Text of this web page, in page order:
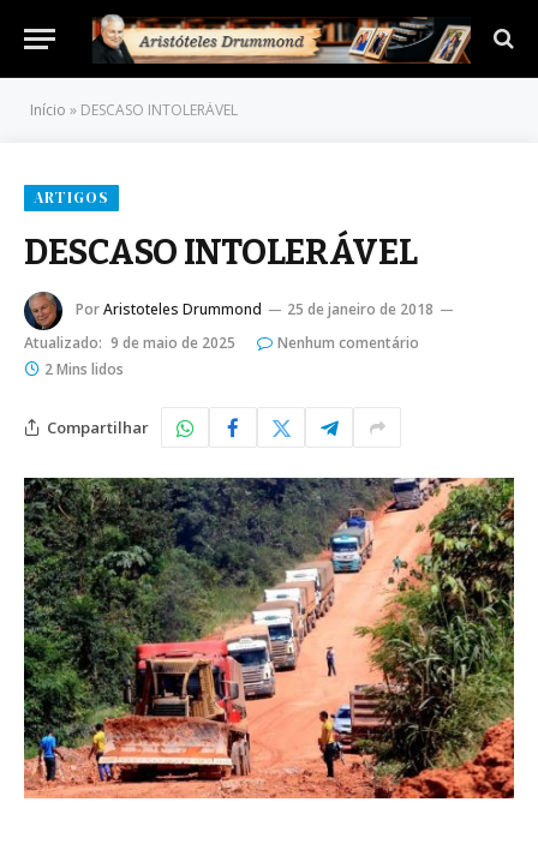
Início » DESCASO INTOLERÁVEL
ARTIGOS
DESCASO INTOLERÁVEL
PorAristoteles Drummond
25 de janeiro de 2018
Atualizado: 9 de maio de 2025
Nenhum comentário
2 Mins lidos
Compartilhar